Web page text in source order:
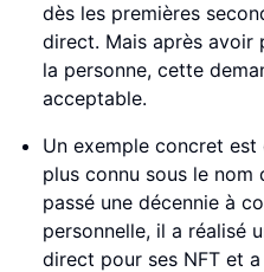
dès les premières
direct. Mais après avoir
la personne, cette
acceptable.
Un exemple concret est
plus connu sous le nom
passé une décennie à
personnelle, il a réalisé
direct pour ses NFT et